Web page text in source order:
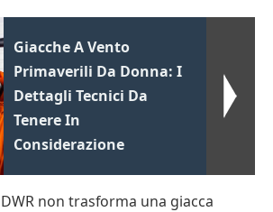
Giacche A Vento
Primaverili Da Donna: I
Dettagli Tecnici Da
Tenere In
Considerazione
non trasforma una giacca